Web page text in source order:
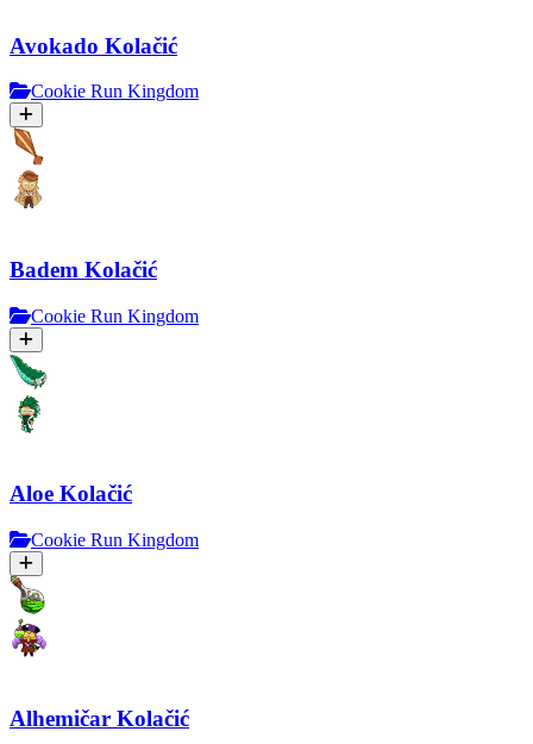
Avokado Kolačić
Cookie Run Kingdom
Badem Kolačić
Cookie Run Kingdom
Aloe Kolačić
Cookie Run Kingdom
Alhemičar Kolačić